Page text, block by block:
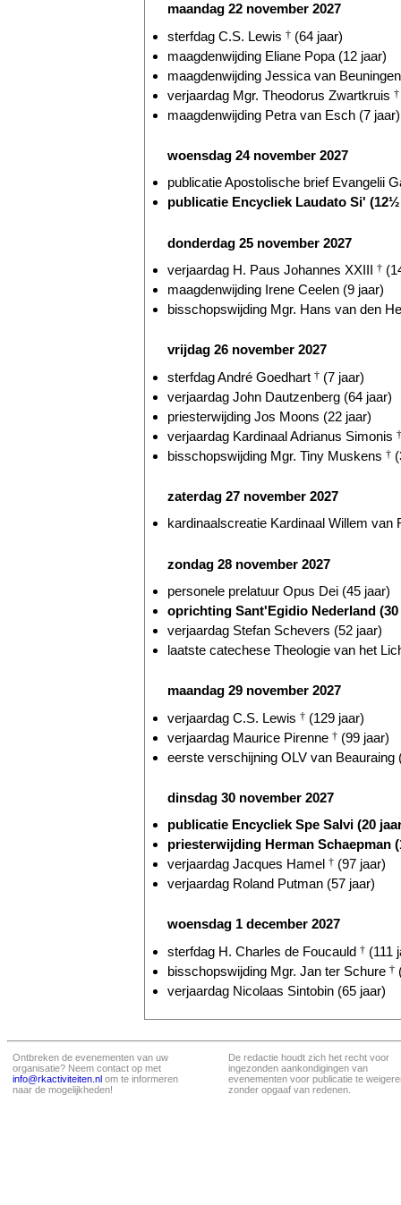
maandag 22 november 2027
sterfdag C.S. Lewis † (64 jaar)
maagdenwijding Eliane Popa (12 jaar)
maagdenwijding Jessica van
verjaardag Mgr. Theodorus Zwartkruis †
maagdenwijding Petra van Esch (7 jaar)
woensdag 24 november 2027
publicatie Apostolische brief Evangelii
publicatie Encycliek Laudato Si'
donderdag 25 november 2027
verjaardag H. Paus Johannes XXIII †
maagdenwijding Irene Ceelen (9 jaar)
bisschopswijding Mgr. Hans van den
vrijdag 26 november 2027
sterfdag André Goedhart † (7 jaar)
verjaardag John Dautzenberg (64 jaar)
priesterwijding Jos Moons (22 jaar)
verjaardag Kardinaal Adrianus Simonis †
bisschopswijding Mgr. Tiny Muskens †
zaterdag 27 november 2027
kardinaalscreatie Kardinaal Willem
zondag 28 november 2027
personele prelatuur Opus Dei (45 jaar)
oprichting Sant'Egidio Nederland (30
verjaardag Stefan Schevers (52 jaar)
laatste catechese Theologie van het
maandag 29 november 2027
verjaardag C.S. Lewis † (129 jaar)
verjaardag Maurice Pirenne † (99 jaar)
eerste verschijning OLV van Beauraing
dinsdag 30 november 2027
publicatie Encycliek Spe Salvi (20
priesterwijding Herman Schaepman
verjaardag Jacques Hamel † (97 jaar)
verjaardag Roland Putman (57 jaar)
woensdag 1 december 2027
sterfdag H. Charles de Foucauld † (111
bisschopswijding Mgr. Jan ter Schure †
verjaardag Nicolaas Sintobin (65 jaar)
Ontbreken de evenementen van uw
organisatie? Neem contact op met
info@rkactiviteiten.nl om te informeren
naar de mogelijkheden!
De redactie houdt zich het recht voor
ingezonden aankondigingen van
evenementen voor publicatie te
zonder opgaaf van redenen.